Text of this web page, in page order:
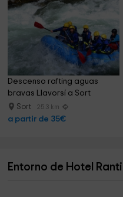
Descenso rafting aguas
bravas Llavorsí a Sort
Sort 25.3 km
a partir de 35€
Entorno de Hotel